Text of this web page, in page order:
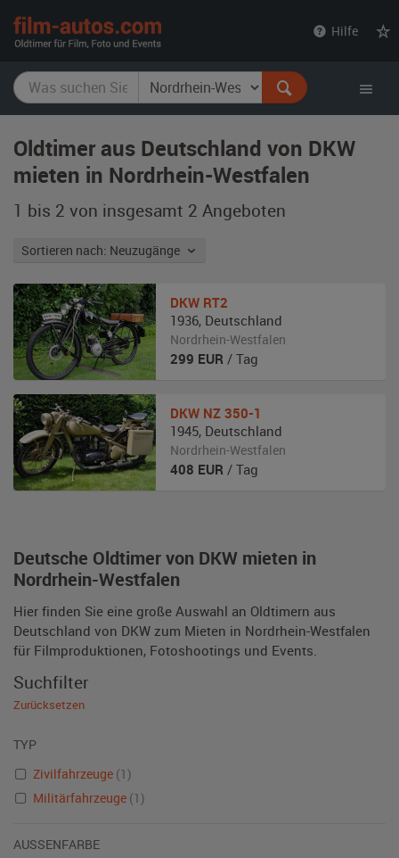
Hilfe
Oldtimer aus Deutschland von DKW
mieten in Nordrhein-Westfalen
1 bis 2 von insgesamt 2 Angeboten
Sortieren nach: Neuzugänge
Deutsche Oldtimer von DKW mieten in
Nordrhein-Westfalen
Hier finden Sie eine große Auswahl an Oldtimern aus
Deutschland von DKW zum Mieten in Nordrhein-Westfalen
für Filmproduktionen, Fotoshootings und Events.
DKW RT2
1936, Deutschland
Nordrhein-Westfalen
299 EUR / Tag
DKW NZ 350-1
1945, Deutschland
Nordrhein-Westfalen
408 EUR / Tag
Suchfilter
Zurücksetzen
TYP
Zivilfahrzeuge (1)
Militärfahrzeuge (1)
AUSSENFARBE